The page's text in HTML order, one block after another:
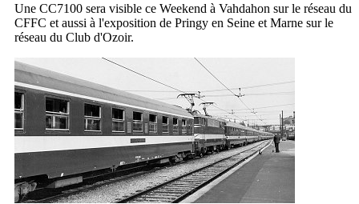
Une CC7100 sera visible ce Weekend à Vahdahon sur le réseau du
CFFC et aussi à l'exposition de Pringy en Seine et Marne sur le
réseau du Club d'Ozoir.